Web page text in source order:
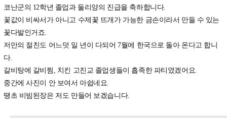
코난군의 12학년 졸업과 둘리양의 진급을 축하합니다.
꽃값이 비싸서가 아니고 수제꽃 뜨개가 가능한 금손이라서 만들 수 있는
꽃다발인거죠.
저만의 절친도 어느덧 일 년이 다되어 7월에 한국으로 돌아 온다고 합니
다.
갈비탕에 갈비찜, 치킨 고진교 졸업생들이 흡족한 파티였겠어요.
중간에 사진이 안 보여서 아쉽네요.
땡초 비빔된장은 저도 만들어 보겠습니다.